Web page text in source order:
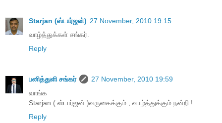
Starjan (ஸ்டார்ஜன்) 27 November, 2010 19:15
வாழ்த்துக்கள் சங்கர்.
Reply
பனித்துளி சங்கர்
27 November, 2010 19:59
வாங்க
Starjan ( ஸ்டார்ஜன் )வருகைக்கும் , வாழ்த்துக்கும் நன்றி !
Reply